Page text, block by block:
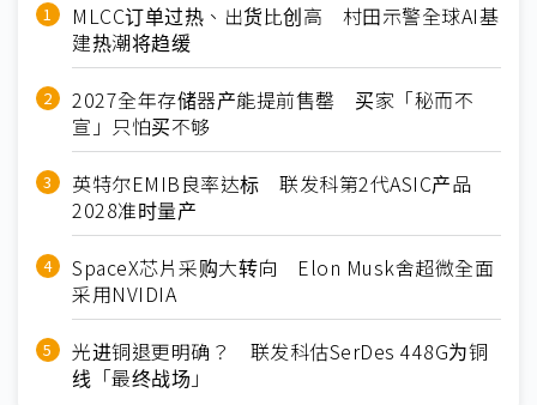
MLCC订单过热、出货比创高 村田示警全球AI基
建热潮将趋缓
2027全年存储器产能提前售罄 买家「秘而不
宣」只怕买不够
英特尔EMIB良率达标 联发科第2代ASIC产品
2028准时量产
SpaceX芯片采购大转向 Elon Musk舍超微全面
采用NVIDIA
光进铜退更明确？ 联发科估SerDes 448G为铜
线「最终战场」